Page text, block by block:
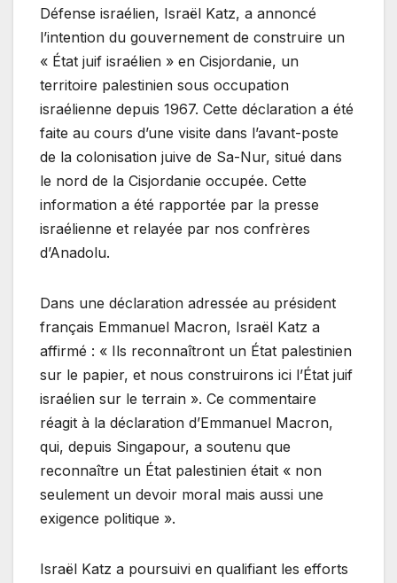
Défense israélien, Israël Katz, a annoncé
l’intention du gouvernement de construire un
« État juif israélien » en Cisjordanie, un
territoire palestinien sous occupation
israélienne depuis 1967. Cette déclaration a été
faite au cours d’une visite dans l’avant-poste
de la colonisation juive de Sa-Nur, situé dans
le nord de la Cisjordanie occupée. Cette
information a été rapportée par la presse
israélienne et relayée par nos confrères
d’Anadolu.
Dans une déclaration adressée au président
français Emmanuel Macron, Israël Katz a
affirmé : « Ils reconnaîtront un État palestinien
sur le papier, et nous construirons ici l’État juif
israélien sur le terrain ». Ce commentaire
réagit à la déclaration d’Emmanuel Macron,
qui, depuis Singapour, a soutenu que
reconnaître un État palestinien était « non
seulement un devoir moral mais aussi une
exigence politique ».
Israël Katz a poursuivi en qualifiant les efforts